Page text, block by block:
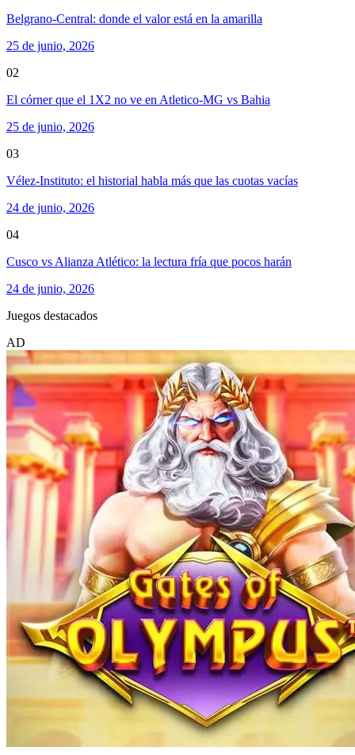
Belgrano-Central: donde el valor está en la amarilla
25 de junio, 2026
02
El córner que el 1X2 no ve en Atletico-MG vs Bahia
25 de junio, 2026
03
Vélez-Instituto: el historial habla más que las cuotas vacías
24 de junio, 2026
04
Cusco vs Alianza Atlético: la lectura fría que pocos harán
24 de junio, 2026
Juegos destacados
AD